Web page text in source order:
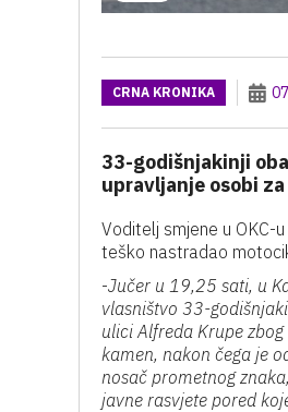
CRNA KRONIKA
33-godišnjakinji
upravljanje osobi
Voditelj smjene u OKC-
teško nastradao
-Jučer u 19,25 sati, u
vlasništvo 33-
ulici Alfreda Krupe
kamen, nakon čega je
nosač prometnog
javne rasvjete pored